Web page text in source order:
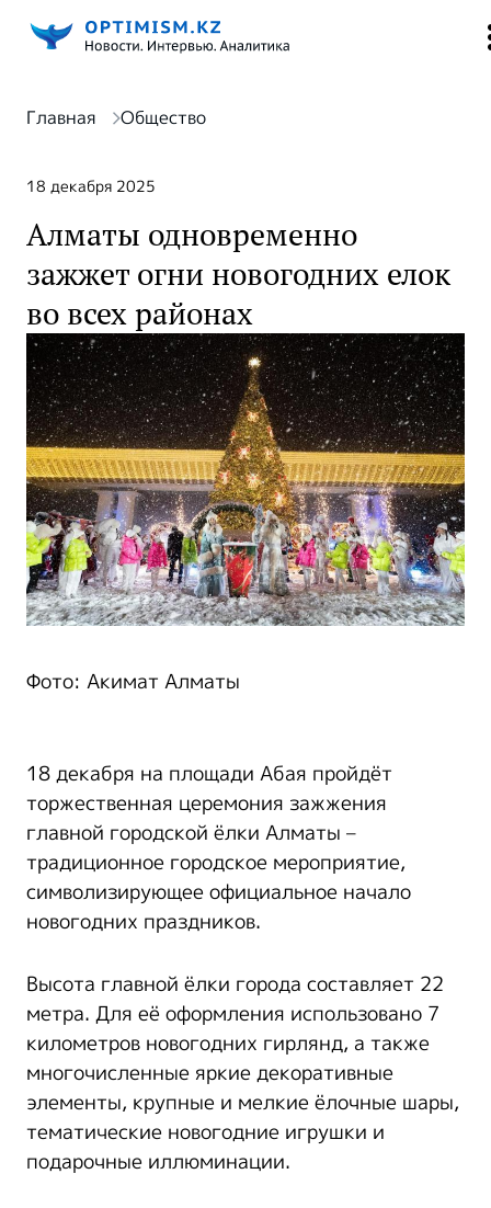
Главная Общество
18 декабря 2025
Алматы одновременно
зажжет огни новогодних елок
во всех районах
Фото: Акимат Алматы
18 декабря на площади Абая пройдёт
торжественная церемония зажжения
главной городской ёлки Алматы –
традиционное городское мероприятие,
символизирующее официальное начало
новогодних праздников.
Высота главной ёлки города составляет 22
метра. Для её оформления использовано 7
километров новогодних гирлянд, а также
многочисленные яркие декоративные
элементы, крупные и мелкие ёлочные шары,
тематические новогодние игрушки и
подарочные иллюминации.